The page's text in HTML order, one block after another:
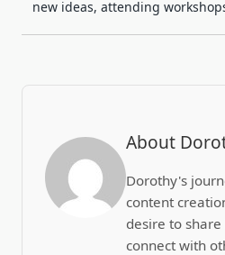
new ideas, attending
About
Dorothy's
content
desire to
connect with